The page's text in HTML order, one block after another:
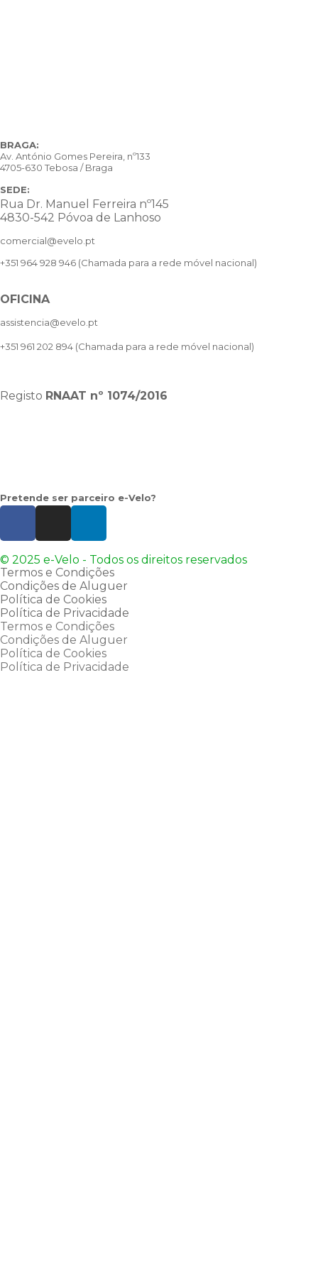
BRAGA:
Av. António Gomes Pereira, nº133
4705-630 Tebosa / Braga
SEDE:
Rua Dr. Manuel Ferreira nº145
4830-542 Póvoa de Lanhoso
comercial@evelo.pt
+351 964 928 946 (Chamada para a rede móvel nacional)
OFICINA
assistencia@evelo.pt
+351 961 202 894 (Chamada para a rede móvel nacional)
Registo RNAAT nº 1074/2016
Pretende ser parceiro e-Velo?
© 2025 e-Velo - Todos os direitos reservados
Termos e Condições
Condições de Aluguer
Política de Cookies
Política de Privacidade
Termos e Condições
Condições de Aluguer
Política de Cookies
Política de Privacidade